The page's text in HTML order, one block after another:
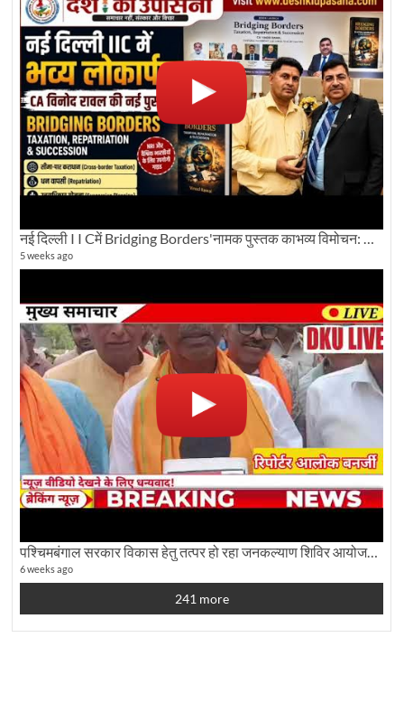
नई दिल्ली I I Cमें Bridging Borders'नामक पुस्तक काभव्य विमोचन: Dku ब्यूरो चीफ की ग्राउंड रिपोर्टिंग
5 weeks ago
पश्चिमबंगाल सरकार विकास हेतु तत्पर हो रहा जनकल्याण शिविर आयोजन:कृषि मंत्री दूध कुमार मंडल से बातचीत
6 weeks ago
241 more